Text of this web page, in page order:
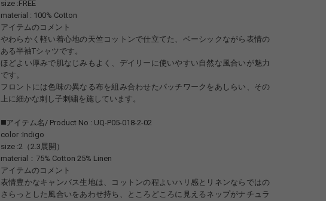
size :FREE
material : 100% Cotton
アイテムのコメント
やわらかく軽い着心地の天竺コットンで仕立てた、ベーシックながら表情の
ある半袖Tシャツです。
ほどよい厚みで肌なじみもよく、デイリーに使いやすい自然な風合いが魅力
です。
フロントには色味の異なる布を組み合わせたパッチワークをあしらい、その
上に細かな刺し子刺繍を施しています。
◼️アイテム名/ Product No : UQ-P05-018-2-02
color :Indigo
size :2（2.3展開）
material：75% Cotton 25% Linen
アイテムのコメント
表情豊かなキャンバス生地は、コットンの程よいハリ感とリネンならではの
さらっとした風合いをあわせ持ち、ところどころに見えるネップがナチュラ